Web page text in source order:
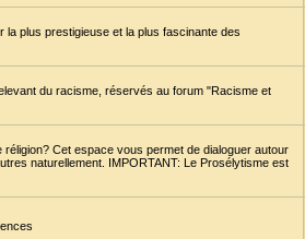
plus prestigieuse et la plus fascinante des
du racisme, réservés au forum "Racisme et
Cet espace vous permet de dialoguer autour
naturellement. IMPORTANT: Le Prosélytisme est